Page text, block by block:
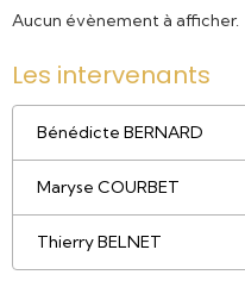
Aucun évènement à afficher.
Les intervenants
Bénédicte BERNARD
Maryse COURBET
Thierry BELNET